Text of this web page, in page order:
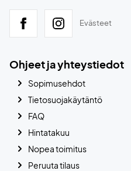
Evästeet
Ohjeet ja yhteystiedot
Sopimusehdot
Tietosuojakäytäntö
FAQ
Hintatakuu
Nopea toimitus
Peruuta tilaus